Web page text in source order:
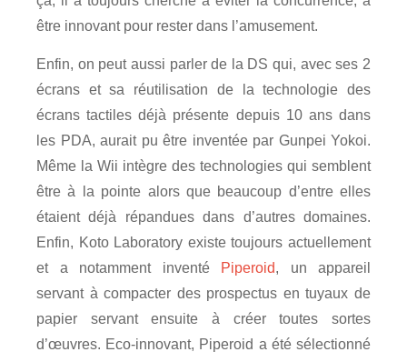
être innovant pour rester dans l’amusement.
Enfin, on peut aussi parler de la DS qui, avec ses 2
écrans et sa réutilisation de la technologie des
écrans tactiles déjà présente depuis 10 ans dans
les PDA, aurait pu être inventée par Gunpei Yokoi.
Même la Wii intègre des technologies qui semblent
être à la pointe alors que beaucoup d’entre elles
étaient déjà répandues dans d’autres domaines.
Enfin, Koto Laboratory existe toujours actuellement
et a notamment inventé
Piperoid, un appareil
servant à compacter des prospectus en tuyaux de
papier servant ensuite à créer toutes sortes
d’œuvres. Eco-innovant, Piperoid a été sélectionné